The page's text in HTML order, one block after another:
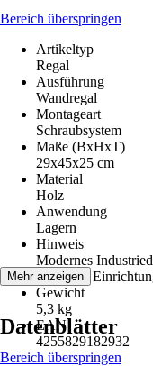
Bereich überspringen
Artikeltyp
Regal
Ausführung
Wandregal
Montageart
Schraubsystem
Maße (BxHxT)
29x45x25 cm
Material
Holz
Anwendung
Lagern
Hinweis
Modernes
trendigen
Gewicht
5,3 kg
EAN
4255829182932
Mehr anzeigen
Datenblätter
Bereich überspringen